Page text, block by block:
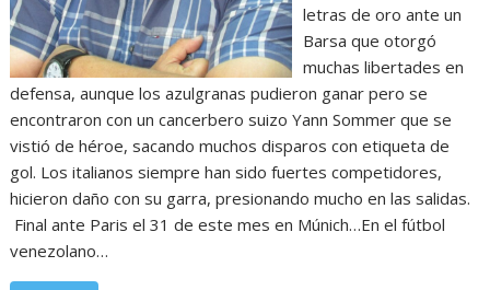
letras de oro ante un
Barsa que otorgó
muchas libertades en
defensa, aunque los azulgranas pudieron ganar pero se
encontraron con un cancerbero suizo Yann Sommer que se
vistió de héroe, sacando muchos disparos con etiqueta de
gol. Los italianos siempre han sido fuertes competidores,
hicieron daño con su garra, presionando mucho en las salidas.
Final ante Paris el 31 de este mes en Múnich…En el fútbol
venezolano…